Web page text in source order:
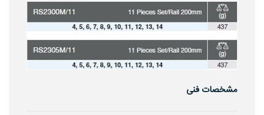
مشخصات فنی